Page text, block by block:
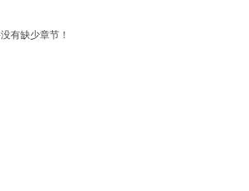
有缺少章节！